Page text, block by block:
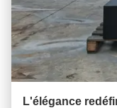
L'élégance